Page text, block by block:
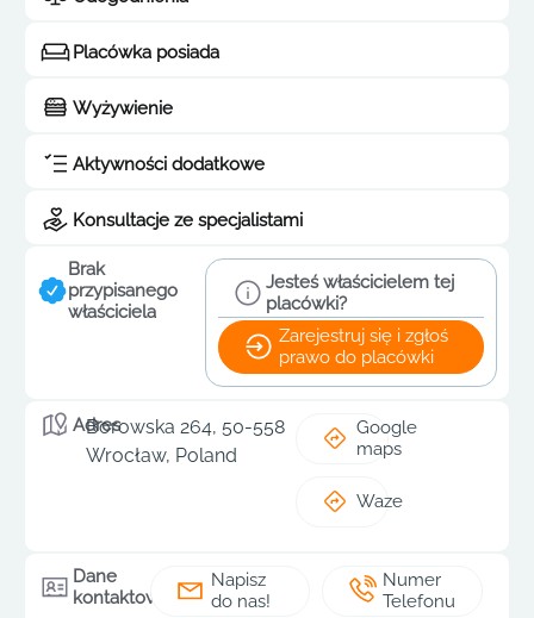
Placówka posiada
Wyżywienie
Aktywności dodatkowe
Konsultacje ze specjalistami
Brak
przypisanego
właściciela
Jesteś właścicielem tej
placówki?
Zarejestruj się i zgłoś
prawo do placówki
Adres
Borowska 264, 50-558
Wrocław, Poland
Google
maps
Waze
Dane
kontaktowe
Napisz
do nas!
Numer
Telefonu